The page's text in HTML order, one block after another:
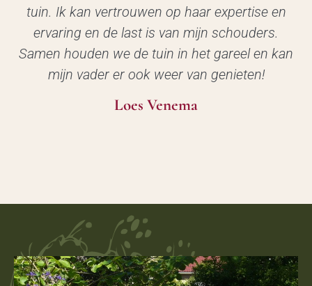
tuin. Ik kan vertrouwen op haar expertise en
ervaring en de last is van mijn schouders.
Samen houden we de tuin in het gareel en kan
mijn vader er ook weer van genieten!
Loes Venema